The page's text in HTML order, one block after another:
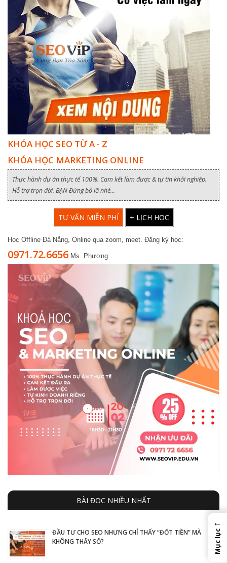
KHÓA HỌC SEO TỪ A - Z
KHÓA HỌC MARKETING ONLINE
Thực hành dự án thực tế 100%. Cam kết làm được & tự tin khởi nghiệp.
Hỗ trợ trọn đời. BẠN Đừng bỏ lỡ nhé...
TƯ VẤN MIỄN PHÍ + LỊCH HỌC
Học Offline Đà Nẵng, Online qua zoom, meet. Đăng ký học:
0971.72.6656 Ms. Phương
BÀI ĐỌC NHIỀU NHẤT
ĐẦU TƯ CHO SEO NHƯNG CHỈ THẤY “ĐỐT TIỀN” MÀ
KHÔNG THẤY SỐ?
←
Mục lục